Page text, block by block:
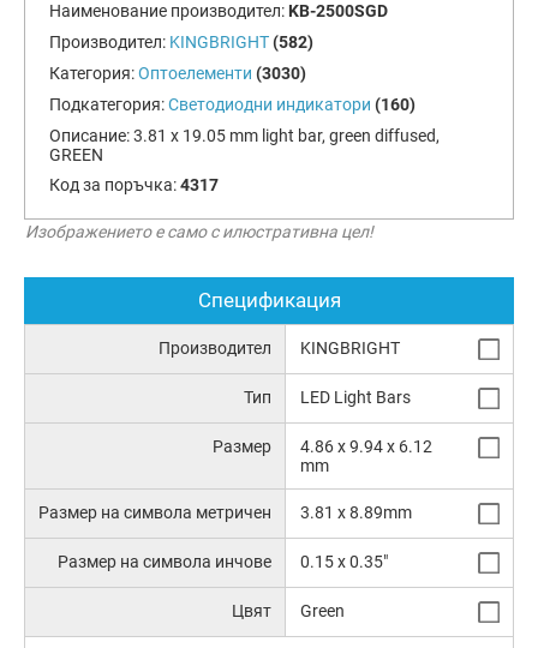
Наименование производител: KB-2500SGD
Производител: KINGBRIGHT (582)
Категория:Оптоелементи (3030)
Подкатегория:Светодиодни индикатори (160)
Описание:3.81 x 19.05 mm light bar, green diffused,
GREEN
Код за поръчка:4317
Изображението е само с илюстративна цел!
Спецификация
Производител KINGBRIGHT
Тип LED Light Bars
Размер
4.86 x 9.94 x 6.12
mm
Размер на символа метричен 3.81 x 8.89mm
Размер на символа инчове 0.15 x 0.35"
Цвят Green